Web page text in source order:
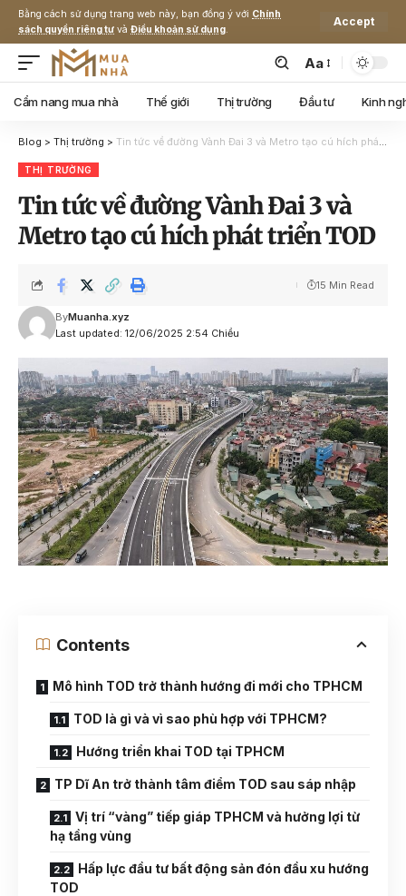
Bằng cách sử dụng trang web này, bạn đồng ý với Chính
sách quyền riêng tư và Điều khoản sử dụng.
Accept
Aa
Cẩm nang mua nhà Thế giới Thị trường Đầu tư Kinh
Blog > Thị trường > Tin tức về đường Vành Đai 3 và Metro tạo cú hích phát triển TOD
THỊ TRƯỜNG
Tin tức về đường Vành Đai 3 và
Metro tạo cú hích phát triển TOD
Last updated: 12/06/2025 2:54 Chiều
ByMuanha.xyz
15 Min Read
Contents
Mô hình TOD trở thành hướng đi mới cho TPHCM
TOD là gì và vì sao phù hợp với TPHCM?
Hướng triển khai TOD tại TPHCM
TP Dĩ An trở thành tâm điểm TOD sau sáp nhập
Vị trí “vàng” tiếp giáp TPHCM và hưởng lợi từ
hạ tầng vùng
Hấp lực đầu tư bất động sản đón đầu xu hướng
TOD